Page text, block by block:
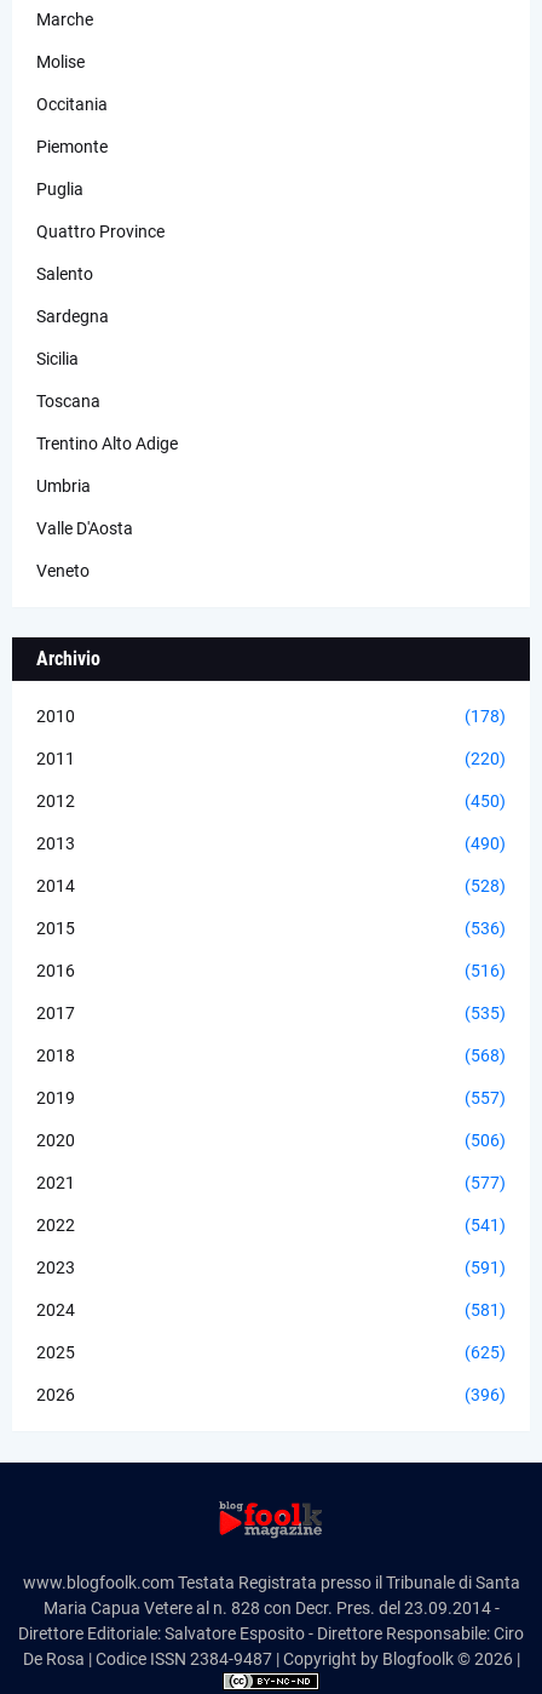
Marche
Molise
Occitania
Piemonte
Puglia
Quattro Province
Salento
Sardegna
Sicilia
Toscana
Trentino Alto Adige
Umbria
Valle D'Aosta
Veneto
Archivio
2010 (178)
2011 (220)
2012 (450)
2013 (490)
2014 (528)
2015 (536)
2016 (516)
2017 (535)
2018 (568)
2019 (557)
2020 (506)
2021 (577)
2022 (541)
2023 (591)
2024 (581)
2025 (625)
2026 (396)
www.blogfoolk.com Testata Registrata presso il Tribunale di Santa
Maria Capua Vetere al n. 828 con Decr. Pres. del 23.09.2014 -
Direttore Editoriale: Salvatore Esposito - Direttore Responsabile: Ciro
De Rosa | Codice ISSN 2384-9487 | Copyright by Blogfoolk © 2026 |